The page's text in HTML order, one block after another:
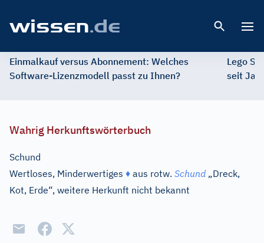
Einmalkauf versus Abonnement: Welches
Software-Lizenzmodell passt zu Ihnen?
Lego
seit
Wahrig Herkunftswörterbuch
Schund
Wertloses, Minderwertiges ♦ aus rotw. Schund„Dreck,
Kot, Erde“, weitere Herkunft nicht bekannt